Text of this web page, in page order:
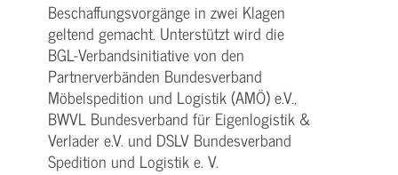
Beschaffungsvorgänge in zwei Klagen
geltend gemacht. Unterstützt wird die
BGL-Verbandsinitiative von den
Partnerverbänden Bundesverband
Möbelspedition und Logistik (AMÖ) e.V.,
BWVL Bundesverband für Eigenlogistik &
Verlader e.V. und DSLV Bundesverband
Spedition und Logistik e. V.